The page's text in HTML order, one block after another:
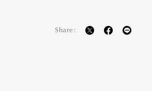
Share: